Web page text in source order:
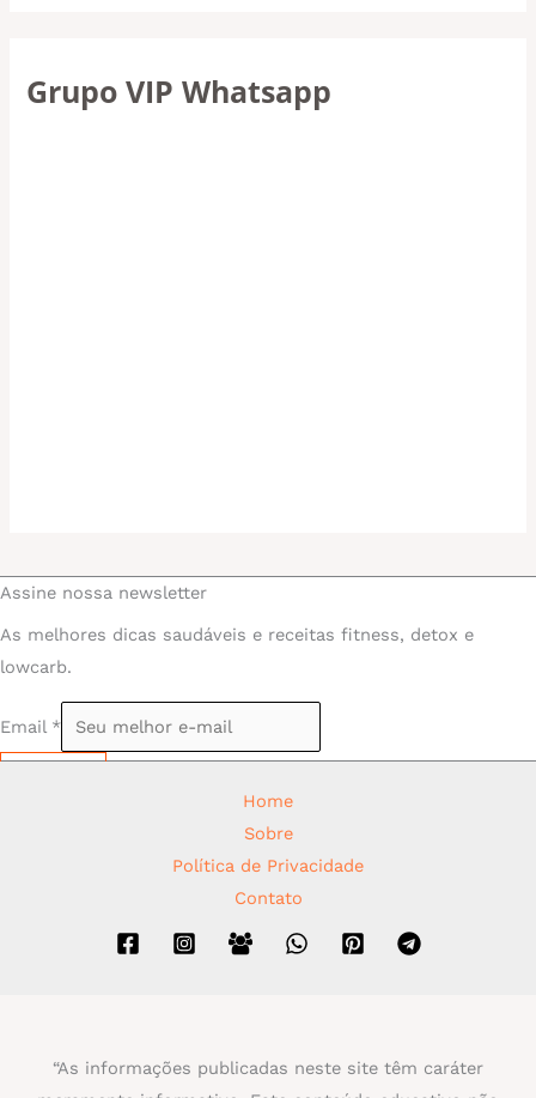
Grupo VIP Whatsapp
Assine nossa newsletter
As melhores dicas saudáveis e receitas fitness, detox e
lowcarb.
Email *
Home
Sobre
Política de Privacidade
Contato
“As informações publicadas neste site têm caráter